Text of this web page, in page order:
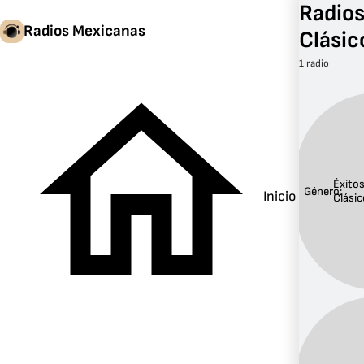
Radios Mexicanas
Inicio
1 radio
Género:Éxitos